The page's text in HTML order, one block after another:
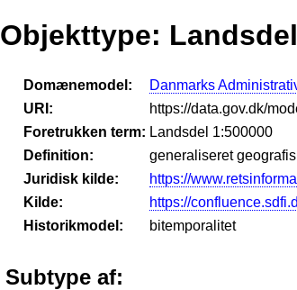
Objekttype:
Domænemodel:
Danmarks
URI:
https://data.gov.dk/
Foretrukken term: Landsdel 1:500000
Definition:
generaliseret
Juridisk kilde:
https://
Kilde:
https://
Historikmodel:
bitemporalitet
Subtype af: